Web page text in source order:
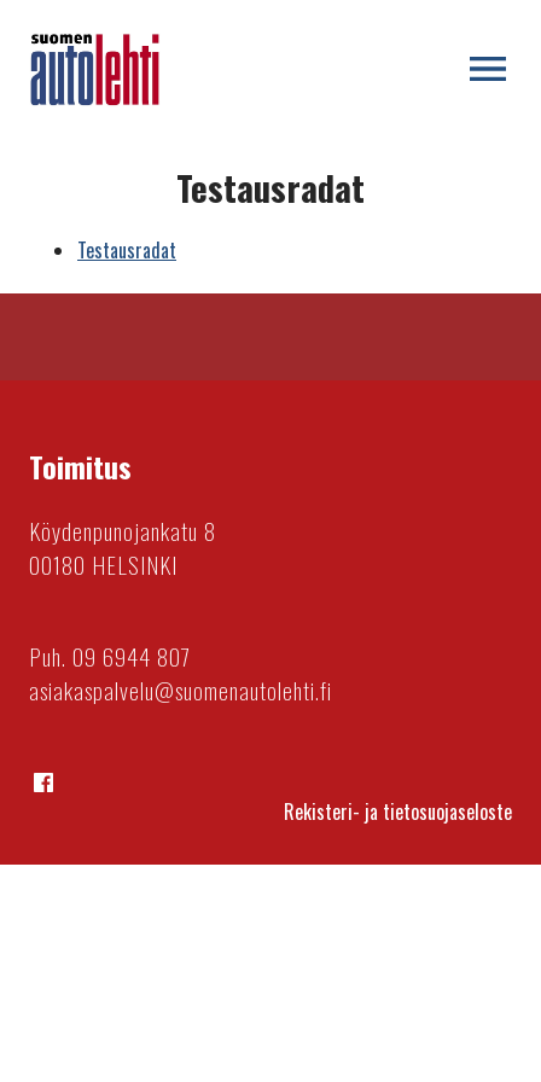
Testausradat
Testausradat
Toimitus
Köydenpunojankatu 8
00180 HELSINKI
Puh. 09 6944 807
asiakaspalvelu@suomenautolehti.fi
Rekisteri- ja tietosuojaseloste